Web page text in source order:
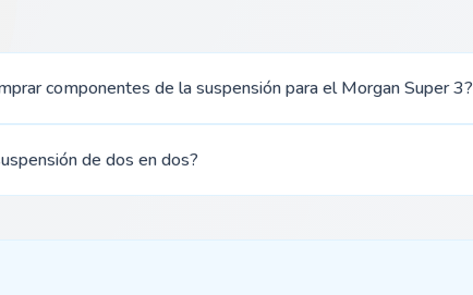
componentes de la suspensión para el Morgan Super 3?
de dos en dos?